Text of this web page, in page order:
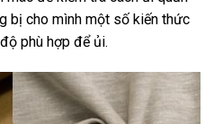
bị cho mình một số kiến thức
phù hợp để ủi.